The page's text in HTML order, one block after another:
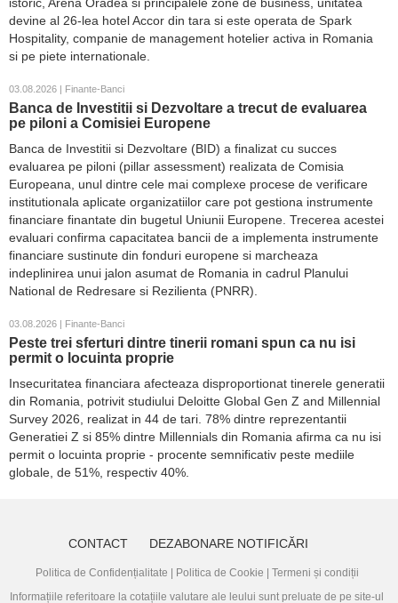
devine al 26-lea hotel Accor din tara si este operata de Spark
Hospitality, companie de management hotelier activa in Romania
si pe piete internationale.
03.08.2026 | Finante-Banci
Banca de Investitii si Dezvoltare a trecut de evaluarea
pe piloni a Comisiei Europene
Banca de Investitii si Dezvoltare (BID) a finalizat cu succes
evaluarea pe piloni (pillar assessment) realizata de Comisia
Europeana, unul dintre cele mai complexe procese de verificare
institutionala aplicate organizatiilor care pot gestiona instrumente
financiare finantate din bugetul Uniunii Europene. Trecerea acestei
evaluari confirma capacitatea bancii de a implementa instrumente
financiare sustinute din fonduri europene si marcheaza
indeplinirea unui jalon asumat de Romania in cadrul Planului
National de Redresare si Rezilienta (PNRR).
03.08.2026 | Finante-Banci
Peste trei sferturi dintre tinerii romani spun ca nu isi
permit o locuinta proprie
Insecuritatea financiara afecteaza disproportionat tinerele generatii
din Romania, potrivit studiului Deloitte Global Gen Z and Millennial
Survey 2026, realizat in 44 de tari. 78% dintre reprezentantii
Generatiei Z si 85% dintre Millennials din Romania afirma ca nu isi
permit o locuinta proprie - procente semnificativ peste mediile
globale, de 51%, respectiv 40%.
CONTACT DEZABONARE NOTIFICĂRI
Politica de Confidențialitate Politica de Cookie
Termeni și condiții
Informațiile referitoare la cotațiile valutare ale leului sunt preluate de pe site-ul